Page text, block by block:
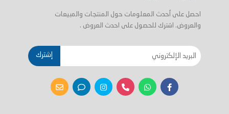
احصل على أحدث المعلومات حول المنتجات والمبيعات
والعروض. اشترك للحصول على احدث العروض .
إشترك